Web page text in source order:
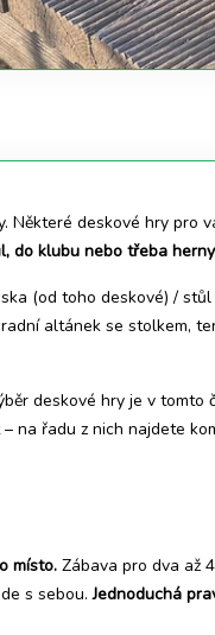
Některé deskové hry pro
do klubu nebo třeba herny
(od toho deskové) /
altánek se stolkem,
deskové hry je v tomto
na řadu z nich najdete
místo. Zábava pro dva až
s sebou.Jednoduchá